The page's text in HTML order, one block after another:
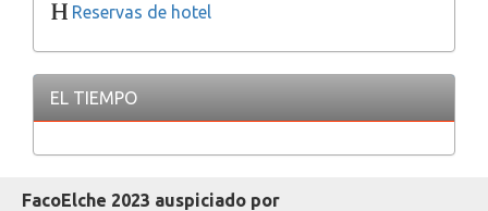
Reservas de hotel
EL TIEMPO
FacoElche 2023 auspiciado por